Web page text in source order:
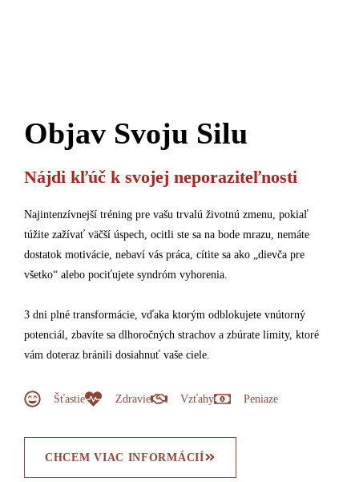
Objav Svoju Silu
Nájdi kľúč k svojej neporaziteľnosti
Najintenzívnejší tréning pre vašu trvalú životnú zmenu, pokiaľ
túžite zažívať väčší úspech, ocitli ste sa na bode mrazu, nemáte
dostatok motivácie, nebaví vás práca, cítite sa ako „dievča pre
všetko“ alebo pociťujete syndróm vyhorenia.
3 dni plné transformácie, vďaka ktorým odblokujete vnútorný
potenciál, zbavíte sa dlhoročných strachov a zbúrate limity, ktoré
vám doteraz bránili dosiahnuť vaše ciele.
Šťastie Zdravie Vzťahy Peniaze
CHCEM VIAC INFORMÁCIÍ